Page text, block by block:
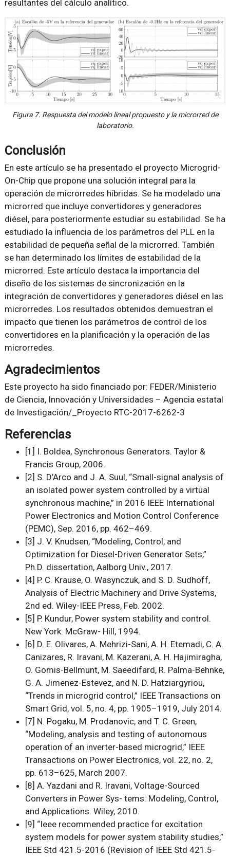
resultantes del cálculo analítico.
Figura 7. Respuesta del modelo lineal propuesto y la microrred de
laboratorio.
Conclusión
En este artículo se ha presentado el proyecto Microgrid-
On-Chip que propone una solución integral para la
operación de microrredes híbridas. Se ha modelado una
microrred que incluye convertidores y generadores
diésel, para posteriormente estudiar su estabilidad. Se ha
estudiado la influencia de los parámetros del PLL en la
estabilidad de pequeña señal de la microrred. También
se han determinado los límites de estabilidad de la
microrred. Este artículo destaca la importancia del
diseño de los sistemas de sincronización en la
integración de convertidores y generadores diésel en las
microrredes. Los resultados obtenidos demuestran el
impacto que tienen los parámetros de control de los
convertidores en la planificación y la operación de las
microrredes.
Agradecimientos
Este proyecto ha sido financiado por: FEDER/Ministerio
de Ciencia, Innovación y Universidades – Agencia estatal
de Investigación/_Proyecto RTC-2017-6262-3
Referencias
[1] I. Boldea, Synchronous Generators. Taylor &
Francis Group, 2006.
[2] S. D’Arco and J. A. Suul, “Small-signal analysis of
an isolated power system controlled by a virtual
synchronous machine,” in 2016 IEEE International
Power Electronics and Motion Control Conference
(PEMC), Sep. 2016, pp. 462–469.
[3] J. V. Knudsen, “Modeling, Control, and
Optimization for Diesel-Driven Generator Sets,”
Ph.D. dissertation, Aalborg Univ., 2017.
[4] P. C. Krause, O. Wasynczuk, and S. D. Sudhoff,
Analysis of Electric Machinery and Drive Systems,
2nd ed. Wiley-IEEE Press, Feb. 2002.
[5] P. Kundur, Power system stability and control.
New York: McGraw- Hill, 1994.
[6] D. E. Olivares, A. Mehrizi-Sani, A. H. Etemadi, C. A.
Canizares, R. Iravani, M. Kazerani, A. H. Hajimiragha,
O. Gomis-Bellmunt, M. Saeedifard, R. Palma-Behnke,
G. A. Jimenez-Estevez, and N. D. Hatziargyriou,
“Trends in microgrid control,” IEEE Transactions on
Smart Grid, vol. 5, no. 4, pp. 1905–1919, July 2014.
[7] N. Pogaku, M. Prodanovic, and T. C. Green,
“Modeling, analysis and testing of autonomous
operation of an inverter-based microgrid,” IEEE
Transactions on Power Electronics, vol. 22, no. 2,
pp. 613–625, March 2007.
[8] A. Yazdani and R. Iravani, Voltage-Sourced
Converters in Power Sys- tems: Modeling, Control,
and Applications. Wiley, 2010.
[9] “Ieee recommended practice for excitation
system models for power system stability studies,”
IEEE Std 421.5-2016 (Revision of IEEE Std 421.5-